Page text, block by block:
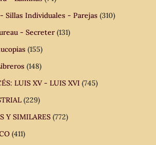
Sillas Individuales - Parejas (310)
- Secreter (131)
(155)
(148)
LUIS XV - LUIS XVI (745)
(229)
Y SIMILARES (772)
(411)